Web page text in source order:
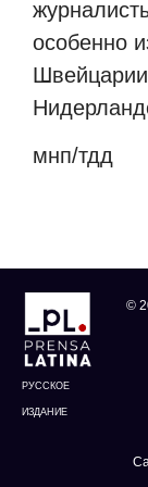
особенно
мнп/тдд
РУССКОЕ
ИЗДАНИЕ
©